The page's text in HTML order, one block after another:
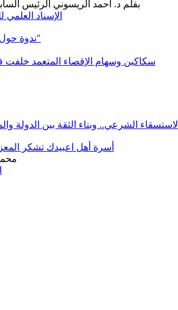
الإسناد
ندوة حول كتاب "العدالة الاجتماعية في الإسلام"
سكاكين وسهام الإقصاء المتعمد خلفت
الاستسقاء الشرعي.. وبناء الثقة بين
أسرة أهل اعبيدك تشكر